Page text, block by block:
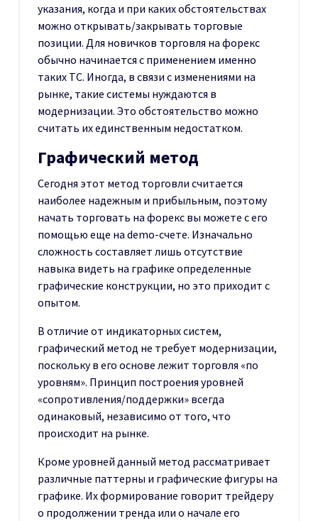
указания, когда и при каких обстоятельствах
можно открывать/закрывать торговые
позиции. Для новичков торговля на форекс
обычно начинается с применением именно
таких ТС. Иногда, в связи с изменениями на
рынке, такие системы нуждаются в
модернизации. Это обстоятельство можно
считать их единственным недостатком.
Графический метод
Сегодня этот метод торговли считается
наиболее надежным и прибыльным, поэтому
начать торговать на форекс вы можете с его
помощью еще на demo-счете. Изначально
сложность составляет лишь отсутствие
навыка видеть на графике определенные
графические конструкции, но это приходит с
опытом.
В отличие от индикаторных систем,
графический метод не требует модернизации,
поскольку в его основе лежит торговля «по
уровням». Принцип построения уровней
«сопротивления/поддержки» всегда
одинаковый, независимо от того, что
происходит на рынке.
Кроме уровней данный метод рассматривает
различные паттерны и графические фигуры на
графике. Их формирование говорит трейдеру
о продолжении тренда или о начале его